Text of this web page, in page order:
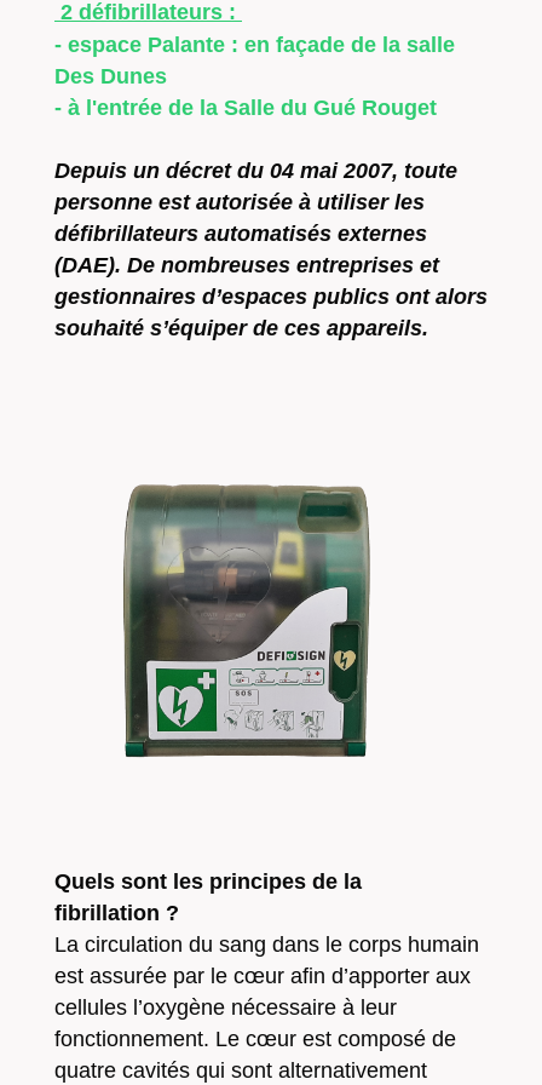
2 défibrillateurs :
- espace Palante : en façade de la salle
Des Dunes
- à l'entrée de la Salle du Gué Rouget
Depuis un décret du 04 mai 2007, toute
personne est autorisée à utiliser les
défibrillateurs automatisés externes
(DAE). De nombreuses entreprises et
gestionnaires d’espaces publics ont alors
souhaité s’équiper de ces appareils.
Quels sont les principes de la
fibrillation ?
La circulation du sang dans le corps humain
est assurée par le cœur afin d’apporter aux
cellules l’oxygène nécessaire à leur
fonctionnement. Le cœur est composé de
quatre cavités qui sont alternativement